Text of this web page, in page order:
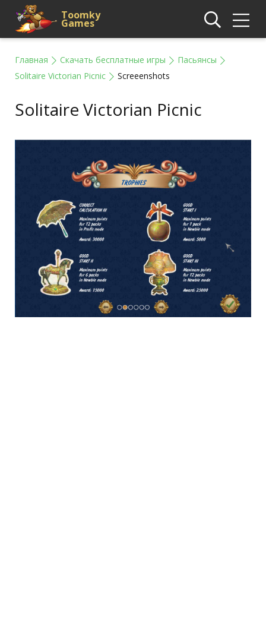
Toomky
Games
Главная Скачать бесплатные игры
Пасьянсы
Solitaire Victorian Picnic
Screeenshots
Solitaire Victorian Picnic